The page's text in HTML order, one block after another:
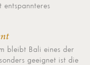
entspannteres
bleibt Bali eines der
geeignet ist die